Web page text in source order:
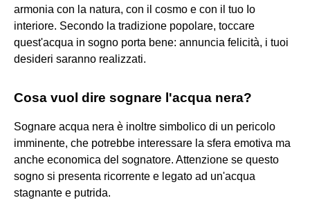
armonia con la natura, con il cosmo e con il tuo Io
interiore. Secondo la tradizione popolare, toccare
quest'acqua in sogno porta bene: annuncia felicità, i tuoi
desideri saranno realizzati.
Cosa vuol dire sognare l'acqua nera?
Sognare acqua nera è inoltre simbolico di un pericolo
imminente, che potrebbe interessare la sfera emotiva ma
anche economica del sognatore. Attenzione se questo
sogno si presenta ricorrente e legato ad un'acqua
stagnante e putrida.